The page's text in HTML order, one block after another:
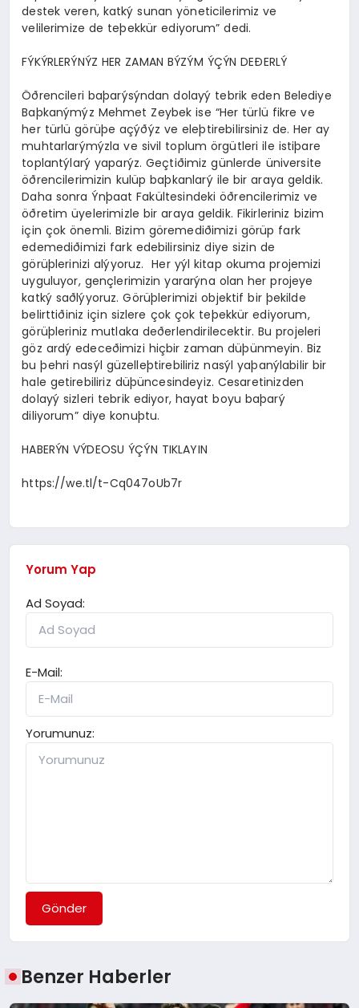
destek veren, katký sunan yöneticilerimiz ve
velilerimize de teþekkür ediyorum” dedi.
FÝKÝRLERÝNÝZ HER ZAMAN BÝZÝM ÝÇÝN DEÐERLÝ
Öðrencileri baþarýsýndan dolayý tebrik eden Belediye
Baþkanýmýz Mehmet Zeybek ise “Her türlü fikre ve
her türlü görüþe açýðýz ve eleþtirebilirsiniz de. Her ay
muhtarlarýmýzla ve sivil toplum örgütleri ile istiþare
toplantýlarý yaparýz. Geçtiðimiz günlerde üniversite
öðrencilerimizin kulüp baþkanlarý ile bir araya geldik.
Daha sonra Ýnþaat Fakültesindeki öðrencilerimiz ve
öðretim üyelerimizle bir araya geldik. Fikirleriniz bizim
için çok önemli. Bizim göremediðimizi görüp fark
edemediðimizi fark edebilirsiniz diye sizin de
görüþlerinizi alýyoruz. Her yýl kitap okuma projemizi
uyguluyor, gençlerimizin yararýna olan her projeye
katký saðlýyoruz. Görüþlerimizi objektif bir þekilde
belirttiðiniz için sizlere çok çok teþekkür ediyorum,
görüþleriniz mutlaka deðerlendirilecektir. Bu projeleri
göz ardý edeceðimizi hiçbir zaman düþünmeyin. Biz
bu þehri nasýl güzelleþtirebiliriz nasýl yaþanýlabilir bir
hale getirebiliriz düþüncesindeyiz. Cesaretinizden
dolayý sizleri tebrik ediyor, hayat boyu baþarý
diliyorum” diye konuþtu.
HABERÝN VÝDEOSU ÝÇÝN TIKLAYIN
https://we.tl/t-Cq047oUb7r
Yorum Yap
Ad Soyad:
E-Mail:
Yorumunuz:
Gönder
Benzer Haberler